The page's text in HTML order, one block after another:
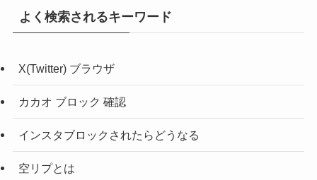
よく検索されるキーワード
X(Twitter) ブラウザ
カカオ ブロック 確認
インスタブロックされたらどうなる
空リプとは